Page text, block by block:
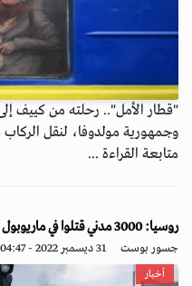
"قطار الأمل".. رحلته من كييف إلى
وجمهورية مولدوفا، لنقل
متابعة القراءة ...
روسيا: 3000 مدني قتلوا في ماريوبول خلال الهجمات الأوكرانية
جسور بوست 31 ديسمبر 2022 - 04:47
أخبار